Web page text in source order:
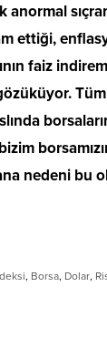
anormal
ettiği,
faiz
nedeni bu
, Borsa, Dolar,